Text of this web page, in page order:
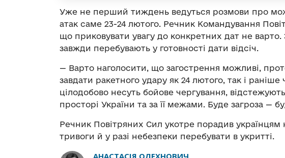
Уже не перший тиждень ведуться розмови про
атак саме 23-24 лютого. Речник Командування
що приковувати увагу до конкретних дат не
завжди перебувають у готовності дати відсіч.
— Варто наголосити, що загострення можливі,
завдати ракетного удару як 24 лютого, так і раніше
цілодобово несуть бойове чергування,
просторі України та за її межами. Буде загроза —
Речник Повітряних Сил укотре порадив українцям
тривоги й у разі небезпеки перебувати в укритті.
АНАСТАСІЯ ОЛЕХНОВИЧ